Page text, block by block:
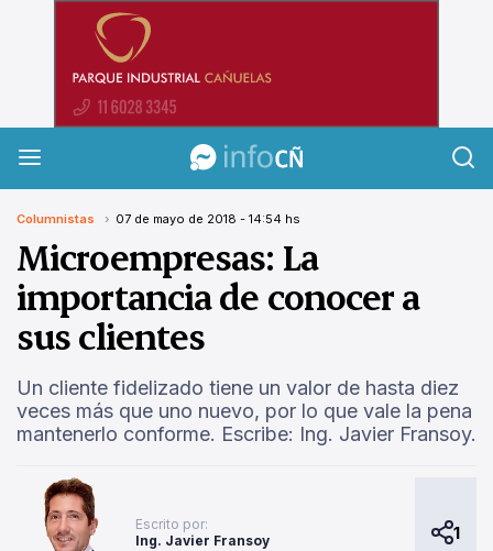
Columnistas 07 de mayo de 2018 - 14:54 hs
Microempresas: La
importancia de conocer a
sus clientes
Un cliente fidelizado tiene un valor de hasta diez
veces más que uno nuevo, por lo que vale la pena
mantenerlo conforme. Escribe: Ing. Javier Fransoy.
Escrito por:
Ing. Javier Fransoy
1